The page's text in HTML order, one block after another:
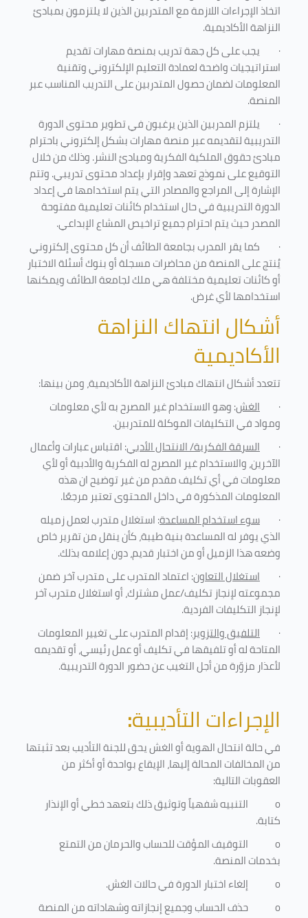
اتخاذ الإجراءات اللازمة مع المتدربين الذين لا يلتزمون بمبادئ
النزاهة الأكاديمية.
· يجب على كل جهة تدريب بمنصة مهارات تقديم
استراتيجيات واضحة لعمادة التعليم الإلكتروني وتقنية
المعلومات لضمان حصول المتدربين على التدريب المناسب عبر
المنصة.
· يلتزم المدربين الذين يرغبون في تطوير محتوى الدورة
التدريبية لتقديمه عبر منصة مهارات بشكل إلكتروني باحترام
مبادئ حقوق الملكية الفكرية ومبادئ النشر. وذلك من خلال
التوقيع على نموذج تعهد وإقرار بإعداد محتوى تدريبي. وتتم
الإشارة إلى المراجع والمصادر التي يتم استخدامها في إعداد
الدورة التدريبية في حال استخدام كائنات تعليمية مفتوحة
المصدر حيث يتم احترام جميع تراخيص المشاع الإبداعي.
· كما يقر المدرب بجامعة الطائف أن كل محتوى إلكتروني
يُنتج على المنصة من محاضرات مسجلة أو بنوك أسئلة الاختبار
أو كائنات تعليمية مختلفة هي ملك لجامعة الطائف ويمكنها
استخدامها لأي غرض.
أشكال انتهاك النزاهة
الأكاديمية
تتعدد أشكال انتهاك مبادئ النزاهة الأكاديمية، ومن بينها:
· الغش: وهو الاستخدام غير المصرح به لأي معلومات
ومواد في التكليفاتالموكلة للمتدربين.
· السرقة الفكرية/ الانتحال الأدبي: اقتباس عبارات وأعمال
الآخرين، والاستخدام غير المصرح له الفكرية والأدبية أو لأي
معلومات في أي تكليف مقدم من غير توضيح ان هذه
المعلومات المذكورة في داخل المحتوى تعتبر مرجعًا.
· سوء استخدام المساعدة: استغلال متدرب لعمل زميله
الذي يوفر له المساعدة بنية طيبة، كأن ينقل من تقرير خاص
وضعه هذا الزميل أو من اختبار قديم، دون إعلامه بذلك.
· استغلال التعاون: اعتماد المتدرب على متدرب آخر ضمن
مجموعته لإنجاز تكليف/عمل مشترك، أو استغلال متدرب آخر
لإنجاز التكليفات الفردية.
· التلفيق والتزوير: إقدام المتدرب على تغيير المعلومات
المتاحة له أو تلفيقها في تكليف أو عمل رئيسي، أو تقديمه
لأعذار مزوّرة من أجل التغيب عن حضور الدورة التدريبية.
الإجراءات التأديبية:
في حالة انتحال الهوية أو الغش يحق للجنة التأديب بعد تثبتها
من المخالفات المحالة إليها، الإيقاع بواحدة أو أكثر من
العقوبات التالية:
o
التنبيه شفهياً وتوثيق ذلك بتعهد خطي أو الإنذار
كتابة.
o
التوقيف المؤقت للحساب والحرمان من التمتع
بخدمات المنصة.
o
إلغاء اختبار الدورة في حالات الغش.
o
حذف الحساب وجميع إنجازاته وشهاداته من المنصة